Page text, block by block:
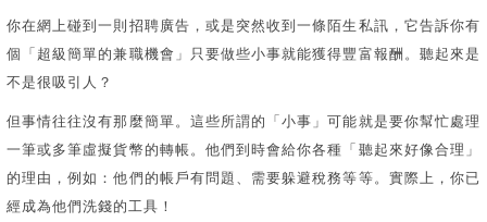
你在網上碰到一則招聘廣告，或是突然收到一條陌生私訊，它告訴你有
個「超級簡單的兼職機會」只要做些小事就能獲得豐富報酬。聽起來是
不是很吸引人？
但事情往往沒有那麼簡單。這些所謂的「小事」可能就是要你幫忙處理
一筆或多筆虛擬貨幣的轉帳。他們到時會給你各種「聽起來好像合理」
的理由，例如：他們的帳戶有問題、需要躲避稅務等等。實際上，你已
經成為他們洗錢的工具！